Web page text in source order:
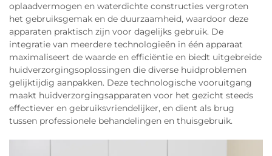
oplaadvermogen en waterdichte constructies vergroten
het gebruiksgemak en de duurzaamheid, waardoor deze
apparaten praktisch zijn voor dagelijks gebruik. De
integratie van meerdere technologieën in één apparaat
maximaliseert de waarde en efficiëntie en biedt uitgebreide
huidverzorgingsoplossingen die diverse huidproblemen
gelijktijdig aanpakken. Deze technologische vooruitgang
maakt huidverzorgingsapparaten voor het gezicht steeds
effectiever en gebruiksvriendelijker, en dient als brug
tussen professionele behandelingen en thuisgebruik.